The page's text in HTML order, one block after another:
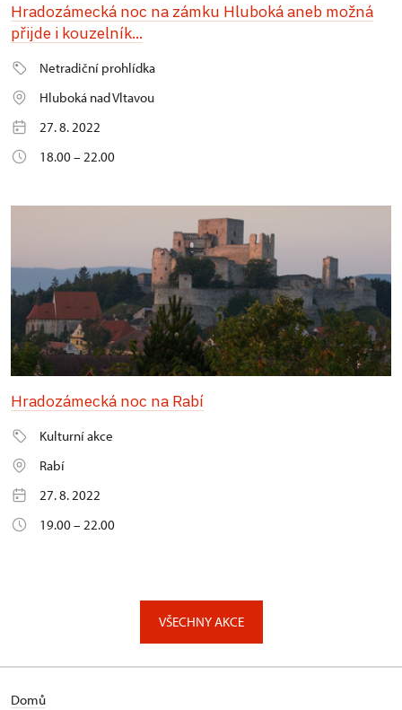
Hradozámecká noc na zámku Hluboká aneb možná
přijde i kouzelník...
Netradiční prohlídka
Hluboká nad Vltavou
27. 8. 2022
18.00 – 22.00
Hradozámecká noc na Rabí
Kulturní akce
Rabí
27. 8. 2022
19.00 – 22.00
VŠECHNY AKCE
Domů